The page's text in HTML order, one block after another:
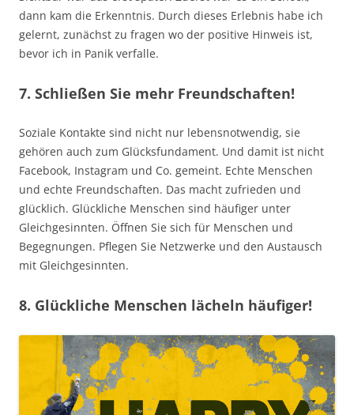
dann kam die Erkenntnis. Durch dieses Erlebnis habe ich
gelernt, zunächst zu fragen wo der positive Hinweis ist,
bevor ich in Panik verfalle.
7. Schließen Sie mehr Freundschaften!
Soziale Kontakte sind nicht nur lebensnotwendig, sie
gehören auch zum Glücksfundament. Und damit ist nicht
Facebook, Instagram und Co. gemeint. Echte Menschen
und echte Freundschaften. Das macht zufrieden und
glücklich. Glückliche Menschen sind häufiger unter
Gleichgesinnten. Öffnen Sie sich für Menschen und
Begegnungen. Pflegen Sie Netzwerke und den Austausch
mit Gleichgesinnten.
8. Glückliche Menschen lächeln häufiger!